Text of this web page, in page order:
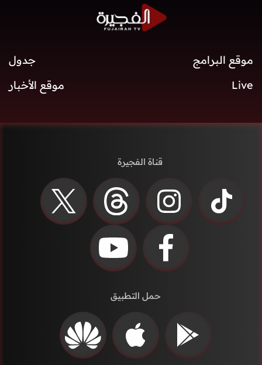
موقع البرامج
جدول
Live
موقع الأخبار
قناة الفجيرة
حمل التطبيق